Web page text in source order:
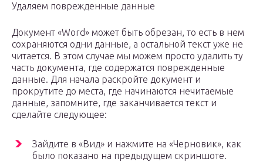
Удаляем поврежденные данные
Документ «Word» может быть обрезан, то есть в нем
сохраняются одни данные, а остальной текст уже не
читается. В этом случае мы можем просто удалить ту
часть документа, где содержатся поврежденные
данные. Для начала раскройте документ и
прокрутите до места, где начинаются нечитаемые
данные, запомните, где заканчивается текст и
сделайте следующее:
Зайдите в «Вид» и нажмите на «Черновик», как
было показано на предыдущем скриншоте.